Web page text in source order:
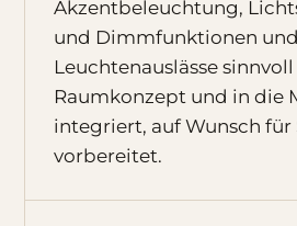
Akzentbeleuchtung,
und Dimmfunktionen
Leuchtenauslässe sinnvoll
Raumkonzept und in die
integriert, auf Wunsch
vorbereitet.